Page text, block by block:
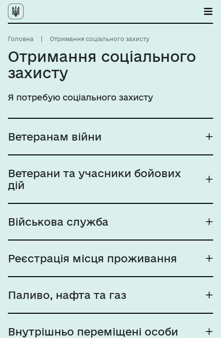
Головна Отримання соціального захисту
Отримання соціального
захисту
Я потребую соціального захисту
Ветеранам війни
Ветерани та учасники бойових
дій
Військова служба
Реєстрація місця проживання
Паливо, нафта та газ
Внутрішньо переміщені особи